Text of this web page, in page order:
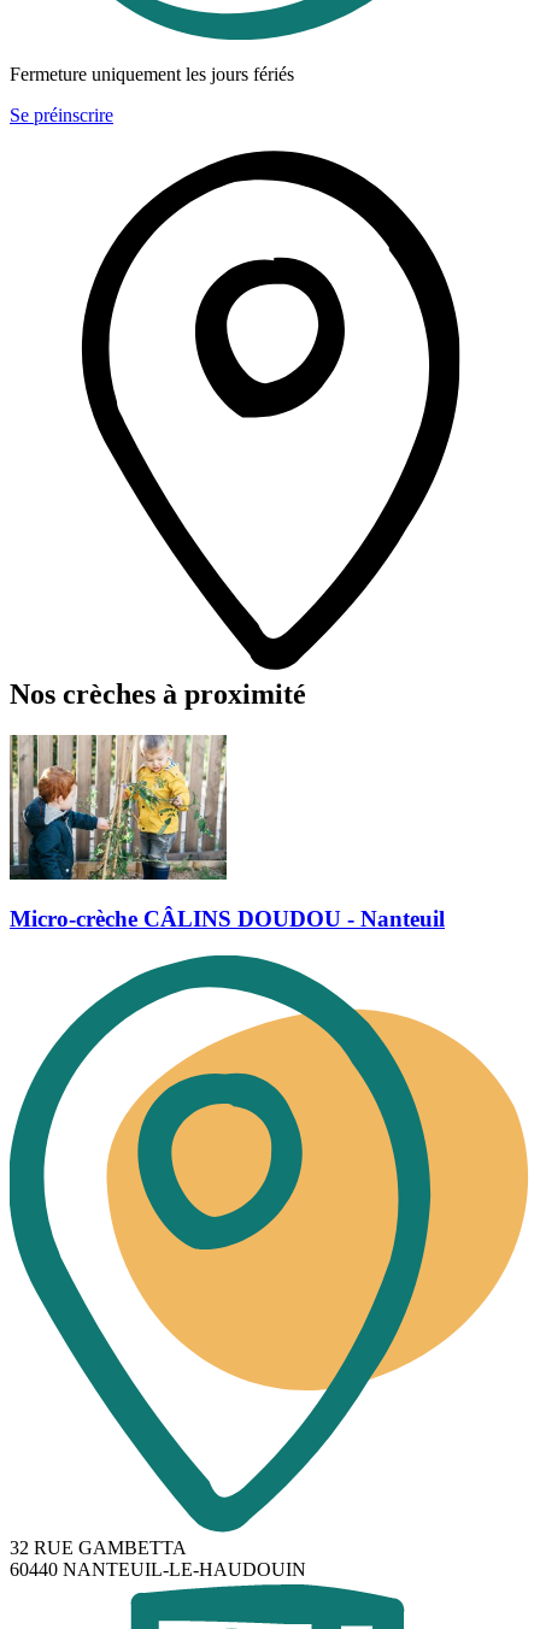
Fermeture uniquement les jours fériés
Se préinscrire
Nos crèches à proximité
Micro-crèche CÂLINS DOUDOU - Nanteuil
32 RUE GAMBETTA
60440 NANTEUIL-LE-HAUDOUIN